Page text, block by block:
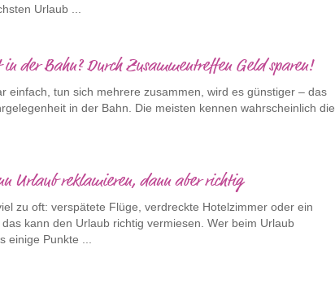
Urlaub ...
der Bahn? Durch Zusammentreffen Geld sparen!
einfach, tun sich mehrere zusammen, wird es günstiger – das
in der Bahn. Die meisten kennen wahrscheinlich die
Urlaub reklamieren, dann aber richtig
zu oft: verspätete Flüge, verdreckte Hotelzimmer oder ein
kann den Urlaub richtig vermiesen. Wer beim Urlaub
einige Punkte ...